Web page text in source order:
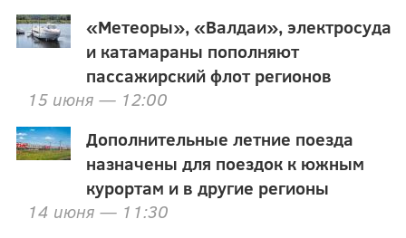
«Метеоры», «Валдаи», электросуда
и катамараны пополняют
пассажирский флот регионов
15 июня — 12:00
Дополнительные летние поезда
назначены для поездок к южным
курортам и в другие регионы
14 июня — 11:30